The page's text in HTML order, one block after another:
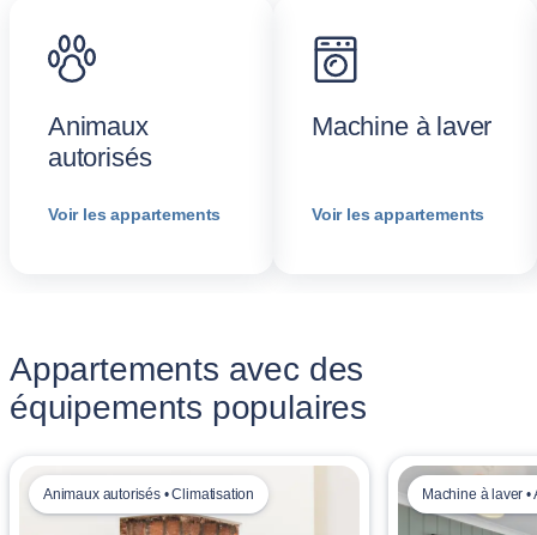
Animaux
autorisés
Voir les appartements
Machine à laver
Voir les appartements
Appartements avec des
équipements populaires
Animaux autorisés • Climatisation Machine à laver